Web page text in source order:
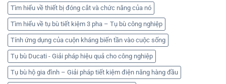
Tìm hiểu về thiết bị đóng cắt và chức năng của nó
Tìm hiểu về tụ bù tiết kiệm 3 pha – Tụ bù công nghiệp
Tính ứng dụng của cuộn kháng biến tần vào cuộc sống
Tụ bù Ducati - Giải pháp hiệu quả cho công nghiệp
Tụ bù hộ gia đình – Giải pháp tiết kiệm điện năng hàng đầu